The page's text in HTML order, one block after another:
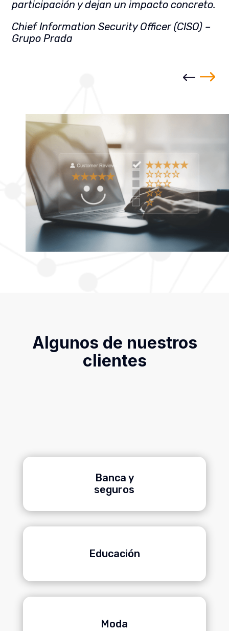
participación y dejan un impacto concreto.
Chief Information Security Officer (CISO) –
Grupo Prada
Algunos de nuestros
clientes
Banca y
seguros
Educación
Moda